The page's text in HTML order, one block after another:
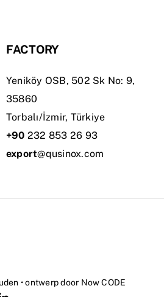
FACTORY
Yeniköy OSB, 502 Sk No: 9,
35860
Torbalı/İzmir, Türkiye
+90 232 853 26 93
export@qusinox.com
• ontwerp door Now CODE